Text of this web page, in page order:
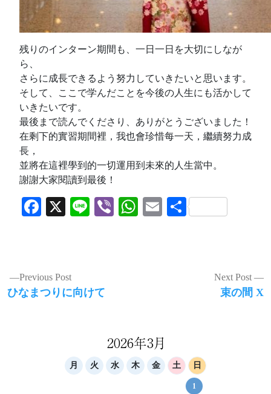
残りのインターン期間も、一日一日を大切にしなが
ら、
さらに成長できるよう努力していきたいと思います。
そして、ここで学んだことを今後の人生にも活かして
いきたいです。
最後まで読んでくださり、ありがとうございました！
在剩下的實習期間裡，我也會珍惜每一天，繼續努力成
長，
並將在這裡學到的一切運用到未來的人生當中。
謝謝大家閱讀到最後！
Facebook
X LineViberWhatsApp
Email
共
投
稿
Previous Post
Previous
ひなまつりに向けて
Next Post
Next
束の間 X
2026年3月
月 火 水 木 金 土 日
1